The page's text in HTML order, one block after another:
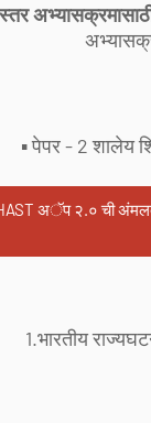
▪️ पेपर - 2 शालेय
अॅप २.० ची
1.भारतीय